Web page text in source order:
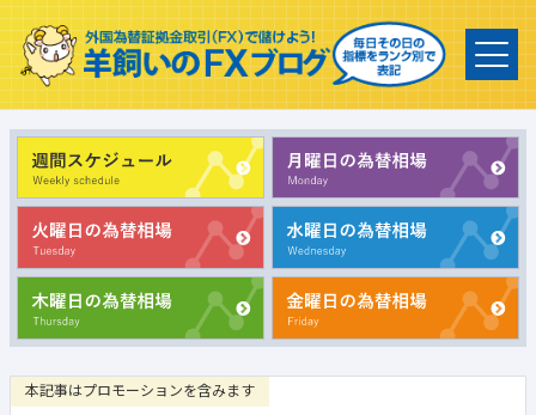
本記事はプロモーションを含みます